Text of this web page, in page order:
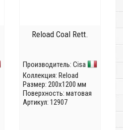
Reload Coal Rett.
Производитель: Cisa
Коллекция: Reload
Размер: 200x1200 мм
Поверхность: матовая
Артикул: 12907